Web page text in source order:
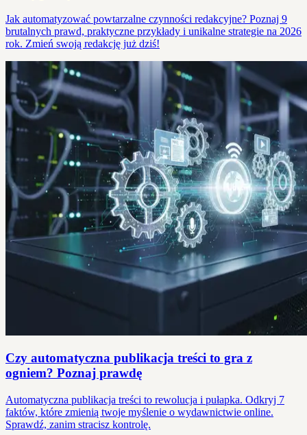
Jak automatyzować powtarzalne czynności redakcyjne? Poznaj 9
brutalnych prawd, praktyczne przykłady i unikalne strategie na 2026
rok. Zmień swoją redakcję już dziś!
Czy automatyczna publikacja treści to gra z
ogniem? Poznaj prawdę
Automatyczna publikacja treści to rewolucja i pułapka. Odkryj 7
faktów, które zmienią twoje myślenie o wydawnictwie online.
Sprawdź, zanim stracisz kontrolę.